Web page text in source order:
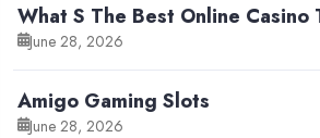
What S The Best Online
June 28, 2026
Amigo Gaming Slots
June 28, 2026